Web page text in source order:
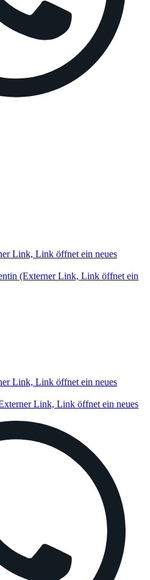
Link, Link öffnet ein neues
(Externer Link, Link öffnet ein
Link, Link öffnet ein neues
Link, Link öffnet ein neues